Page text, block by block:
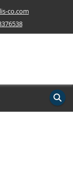
co.com